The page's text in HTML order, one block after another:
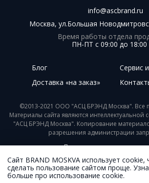
Сайт BRAND MOSKVA использует cookie,
сделать пользование сайтом проще.
больше про использование cookie.
Блог
Доставка «на заказ»
Сервис
info@ascbrand.ru
Москва, ул.Большая
Время работы отдела
ПН-ПТ с 09:00 до 18:00
©2013-2021 ООО "АСЦ БРЭНД Москва". Все
Материалы сайта являются
"АСЦ БРЭНД Москва". Копирование
разрешения администрации
Пользовательское
Разработка - Digital-агентство